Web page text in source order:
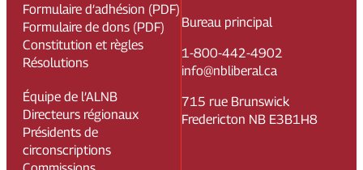
Bureau principal
1-800-442-4902
info@nbliberal.ca
715 rue Brunswick
Fredericton NB E3B1H8
Formulaire d’adhésion (PDF)
Formulaire de dons (PDF)
Constitution et règles
Résolutions
Équipe de l’ALNB
Directeurs régionaux
Présidents de
circonscriptions